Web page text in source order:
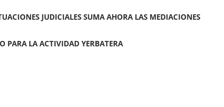
JUDICIALES SUMA AHORA LAS MEDIACIONES
PARA LA ACTIVIDAD YERBATERA